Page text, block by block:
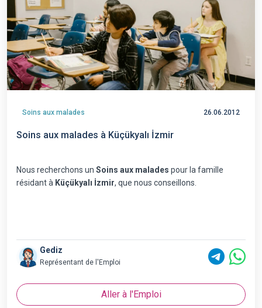
Soins aux malades 26.06.2012
Soins aux malades à Küçükyalı İzmir
Nous recherchons un Soins aux malades pour la famille
résidant à Küçükyalı İzmir, que nous conseillons.
Gediz
Représentant de l'Emploi
Aller à l'Emploi